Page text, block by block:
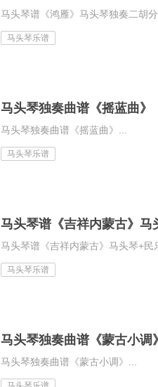
马头琴谱《鸿雁》马头琴独奏二胡分
马头琴乐谱
马头琴独奏曲谱《摇蓝曲》
马头琴独奏曲谱《摇蓝曲》...
马头琴乐谱
马头琴谱《吉祥内蒙古》马
马头琴谱《吉祥内蒙古》马头琴+民
马头琴乐谱
马头琴独奏曲谱《蒙古小调》
马头琴独奏曲谱《蒙古小调》...